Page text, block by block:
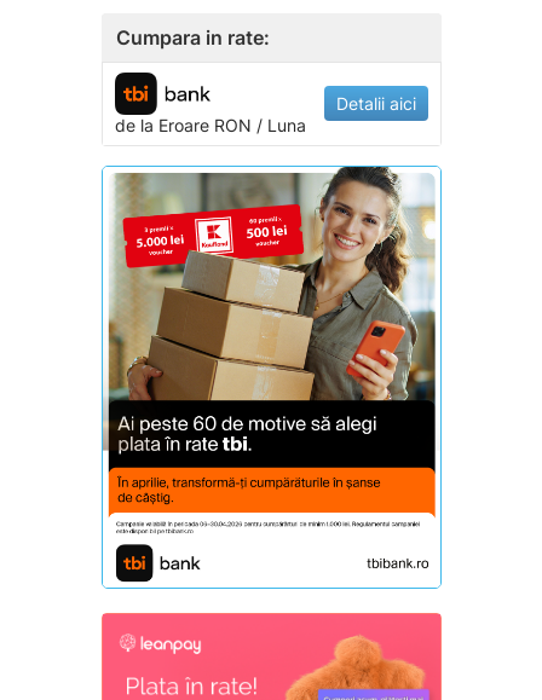
Cumpara in rate:
de la EroareRON / Luna
Detalii aici